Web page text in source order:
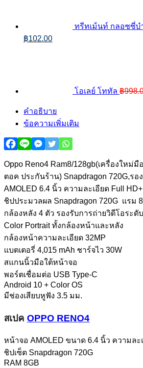
ทรีทเม้นท์ กลอซซี่บํ
Original
price
฿102.00Current
price
โอเลย์ โททัล ฿
คำอธิบาย
ข้อความเพิ่มเติม
Oppo Reno4 Ram8/128gb(เครื่องใหม่
ตอค ประกันร้าน) Snapdragon 720G,รอ
AMOLED 6.4 นิ้ว ความละเอียด Full HD+
ชิปประมวลผล Snapdragon 720G แรม
กล้องหลัง 4 ตัว รองรับการถ่ายวิดีโอระดั
Color Portrait ทั้งกล้องหน้าและหลัง
กล้องหน้าความละเอียด 32MP
แบตเตอรี่ 4,015 mAh ชาร์จไว 30W
สแกนนิ้วมือใต้หน้าจอ
พอร์ตเชื่อมต่อ USB Type-C
Android 10 + Color OS
มีช่องเสียบหูฟัง 3.5 มม.
สเปค OPPO RENO4
หน้าจอ AMOLED ขนาด 6.4 นิ้ว ความละ
ชิปเซ็ต Snapdragon 720G
RAM 8GB